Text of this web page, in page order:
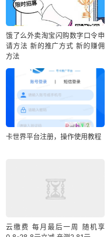
饿了么外卖淘宝闪购数字口令申
请方法 新的推广方式 新的赚佣
方法
卡世界平台注册，操作使用教程
云缴费 每月最后一周 随机享